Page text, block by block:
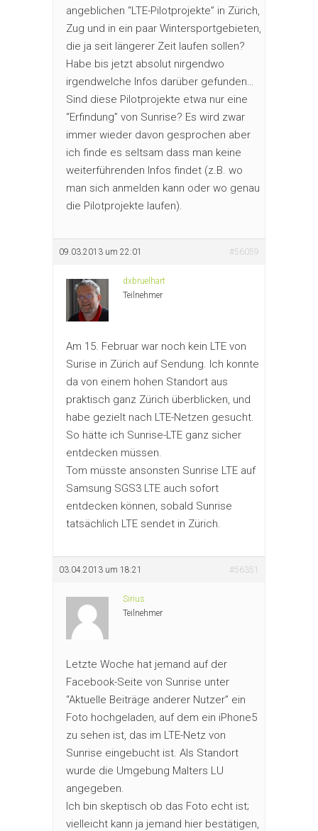
angeblichen “LTE-Pilotprojekte” in Zürich,
Zug und in ein paar Wintersportgebieten,
die ja seit längerer Zeit laufen sollen?
Habe bis jetzt absolut nirgendwo
irgendwelche Infos darüber gefunden…
Sind diese Pilotprojekte etwa nur eine
“Erfindung” von Sunrise? Es wird zwar
immer wieder davon gesprochen aber
ich finde es seltsam dass man keine
weiterführenden Infos findet (z.B. wo
man sich anmelden kann oder wo genau
die Pilotprojekte laufen).
09.03.2013 um 22:01 #56059
dxbruelhart
Teilnehmer
Am 15. Februar war noch kein LTE von
Surise in Zürich auf Sendung. Ich konnte
da von einem hohen Standort aus
praktisch ganz Zürich überblicken, und
habe gezielt nach LTE-Netzen gesucht.
So hätte ich Sunrise-LTE ganz sicher
entdecken müssen.
Tom müsste ansonsten Sunrise LTE auf
Samsung SGS3 LTE auch sofort
entdecken können, sobald Sunrise
tatsächlich LTE sendet in Zürich.
03.04.2013 um 18:21 #56351
Sirius
Teilnehmer
Letzte Woche hat jemand auf der
Facebook-Seite von Sunrise unter
“Aktuelle Beiträge anderer Nutzer” ein
Foto hochgeladen, auf dem ein iPhone5
zu sehen ist, das im LTE-Netz von
Sunrise eingebucht ist. Als Standort
wurde die Umgebung Malters LU
angegeben.
Ich bin skeptisch ob das Foto echt ist;
vielleicht kann ja jemand hier bestätigen,